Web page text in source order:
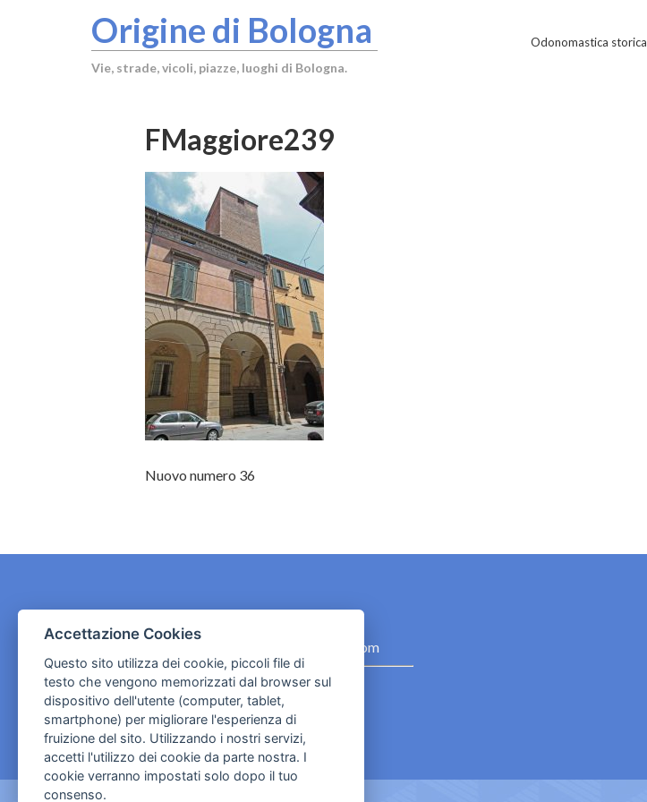
Origine di Bologna
Vie, strade, vicoli, piazze, luoghi di Bologna.
Odonomastica storica
FMaggiore239
Nuovo numero 36
contact.originebologna@gmail.com
Cookies e informativa privacy
Accettazione Cookies
Questo sito utilizza dei cookie, piccoli file di
testo che vengono memorizzati dal browser sul
dispositivo dell'utente (computer, tablet,
smartphone) per migliorare l'esperienza di
fruizione del sito. Utilizzando i nostri servizi,
accetti l'utilizzo dei cookie da parte nostra. I
cookie verranno impostati solo dopo il tuo
consenso.